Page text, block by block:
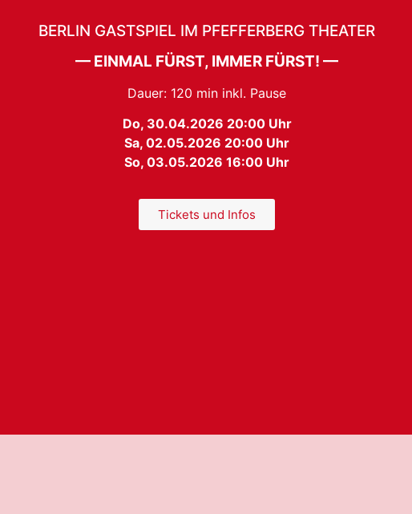
Aktuelle Produktionen
BERLIN GASTSPIEL IM PFEFFERBERG THEATER
— EINMAL FÜRST, IMMER FÜRST! —
Dauer: 120 min inkl. Pause
Do, 30.04.2026 20:00 Uhr
Sa, 02.05.2026 20:00 Uhr
So, 03.05.2026 16:00 Uhr
Tickets und Infos